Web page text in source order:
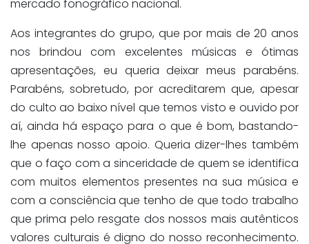
mercado fonográfico nacional.
Aos integrantes do grupo, que por mais de 20 anos
nos brindou com excelentes músicas e ótimas
apresentações, eu queria deixar meus parabéns.
Parabéns, sobretudo, por acreditarem que, apesar
do culto ao baixo nível que temos visto e ouvido por
aí, ainda há espaço para o que é bom, bastando-
lhe apenas nosso apoio. Queria dizer-lhes também
que o faço com a sinceridade de quem se identifica
com muitos elementos presentes na sua música e
com a consciência que tenho de que todo trabalho
que prima pelo resgate dos nossos mais autênticos
valores culturais é digno do nosso reconhecimento.